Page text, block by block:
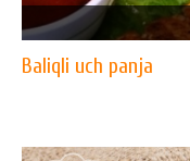
Baliqli uch panja